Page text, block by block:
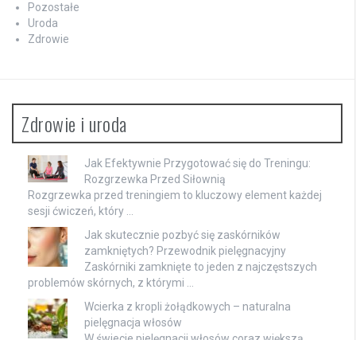
Pozostałe
Uroda
Zdrowie
Zdrowie i uroda
Jak Efektywnie Przygotować się do Treningu:
Rozgrzewka Przed Siłownią
Rozgrzewka przed treningiem to kluczowy element każdej
sesji ćwiczeń, który …
Jak skutecznie pozbyć się zaskórników
zamkniętych? Przewodnik pielęgnacyjny
Zaskórniki zamknięte to jeden z najczęstszych
problemów skórnych, z którymi …
Wcierka z kropli żołądkowych – naturalna
pielęgnacja włosów